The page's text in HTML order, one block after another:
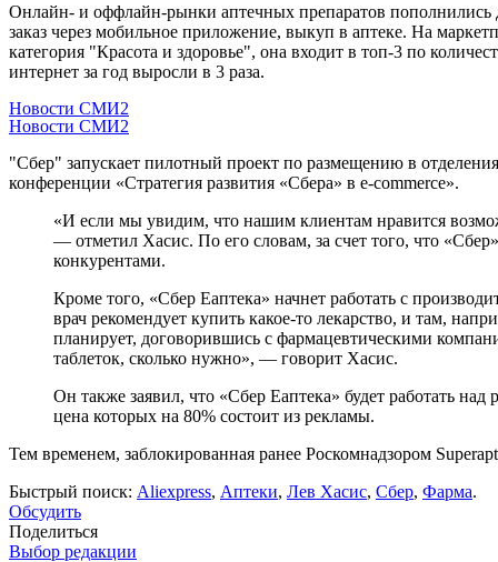
Онлайн- и оффлайн-рынки аптечных препаратов
заказ через мобильное приложение, выкуп в аптеке. На
категория "Красота и здоровье", она входит в топ-3 по
интернет за год выросли в 3 раза.
Новости СМИ2
Новости СМИ2
"Сбер" запускает пилотный проект по размещению в
конференции «Стратегия развития «Сбера» в e-commerce».
«И если мы увидим, что нашим клиентам нравится
— отметил Хасис. По его словам, за счет того, что
конкурентами.
Кроме того, «Сбер Еаптека» начнет работать с
врач рекомендует купить какое-то лекарство, и там,
планирует, договорившись с фармацевтическими
таблеток, сколько нужно», — говорит Хасис.
Он также заявил, что «Сбер Еаптека» будет работать
цена которых на 80% состоит из рекламы.
Тем временем, заблокированная ранее Роскомнадзором
Быстрый поиск: Aliexpress, Аптеки, Лев Хасис, Сбер, Фарма.
Обсудить
Поделиться
Выбор редакции